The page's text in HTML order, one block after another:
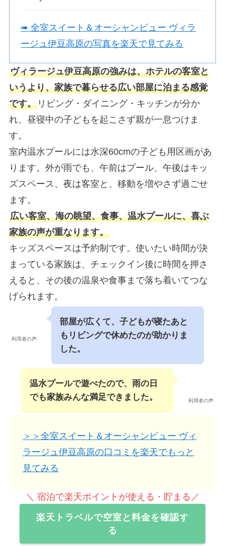
➠ 全室スイート＆オーシャンビュー ヴィラ
ージュ伊豆高原の写真を楽天で見てみる
ヴィラージュ伊豆高原の強みは、ホテルの客室と
いうより、家族で暮らせる広い部屋に泊まる感覚
です。リビング・ダイニング・キッチンが分か
れ、昼寝中の子どもを起こさず親が一息つけま
す。
室内温水プールには水深60cmの子ども用区画があ
ります。外が雨でも、午前はプール、午後はキッ
ズスペース、夜は客室と、移動を増やさず過ごせ
ます。
広い客室、海の眺望、食事、温水プールに、喜ぶ
家族の声が重なります。
キッズスペースは予約制です。使いたい時間が決
まっている家族は、チェックイン後に時間を押さ
えると、その後の温泉や食事まで落ち着いてつな
げられます。
利用者の声
部屋が広くて、子どもが寝たあと
もリビングで休めたのが助かりま
した。
利用者の声
温水プールで遊べたので、雨の日
でも家族みんな満足できました。
＞＞全室スイート＆オーシャンビュー ヴィ
ラージュ伊豆高原の口コミを楽天でもっと
見てみる
＼ 宿泊で楽天ポイントが使える・貯まる／
楽天トラベルで空室と料金を確認す
る